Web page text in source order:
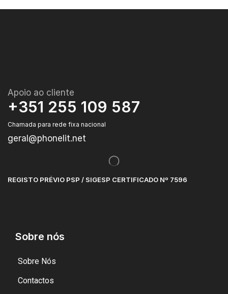
Apoio ao cliente
+351 255 109 587
Chamada para rede fixa nacional
geral@phonelit.net
REGISTO PRÉVIO PSP / SIGESP CERTIFICADO Nº 7596
Sobre nós
Sobre Nós
Contactos